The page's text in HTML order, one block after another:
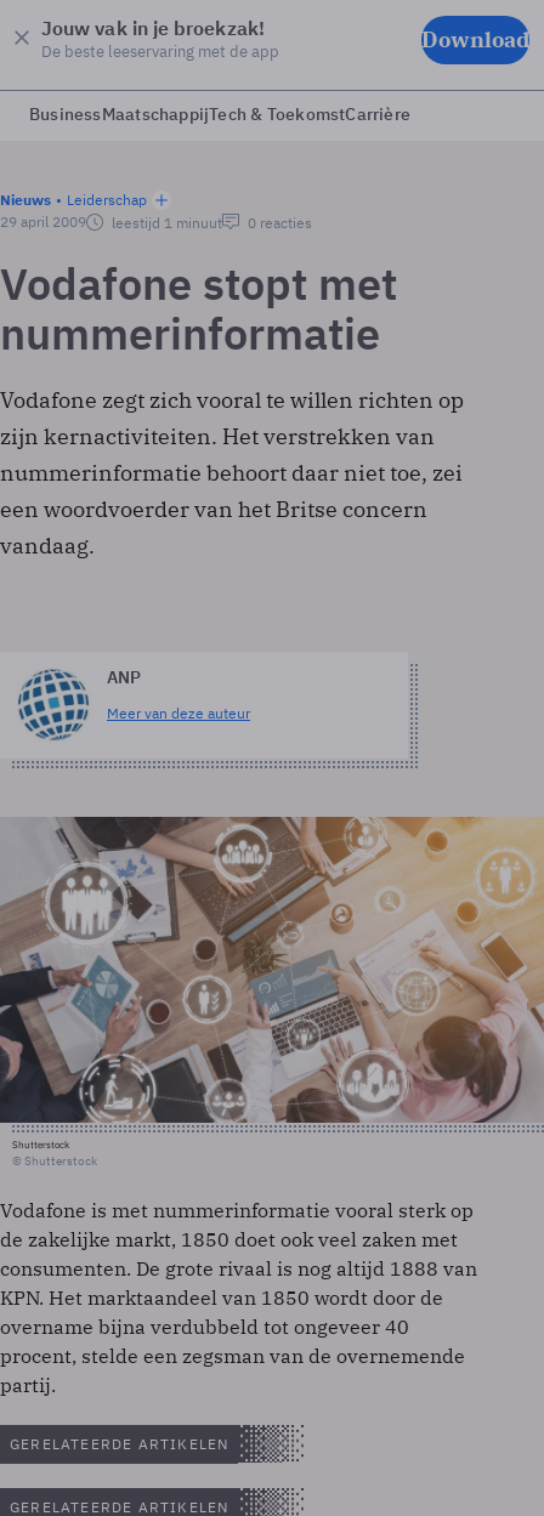
Jouw vak in je broekzak!
De beste leeservaring met de app Download
BusinessMaatschappijTech & ToekomstCarrière
Nieuws
Leiderschap
29 april 2009
leestijd 1 minuut 0 reacties
Vodafone stopt met
nummerinformatie
Vodafone zegt zich vooral te willen richten op
zijn kernactiviteiten. Het verstrekken van
nummerinformatie behoort daar niet toe, zei
een woordvoerder van het Britse concern
vandaag.
ANP
Meer van deze auteur
Shutterstock
© Shutterstock
Vodafone is met nummerinformatie vooral sterk op
de zakelijke markt, 1850 doet ook veel zaken met
consumenten. De grote rivaal is nog altijd 1888 van
KPN. Het marktaandeel van 1850 wordt door de
overname bijna verdubbeld tot ongeveer 40
procent, stelde een zegsman van de overnemende
partij.
GERELATEERDE ARTIKELEN
GERELATEERDE ARTIKELEN